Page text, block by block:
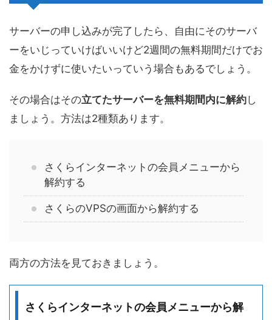
サーバーの申し込みが完了したら、自由にそのサーバ
ーをいじっていけばいいけど2週間の無料期間だけでお
金をかけずに使いたいっていう場合もあるでしょう。
その場合はその立てたサーバーを無料期間内に解約し
ましょう。方法は2種類あります。
さくらインターネットの会員メニューから
解約する
さくらのVPSの画面から解約する
両方の方法を見ておきましょう。
さくらインターネットの会員メニューから解